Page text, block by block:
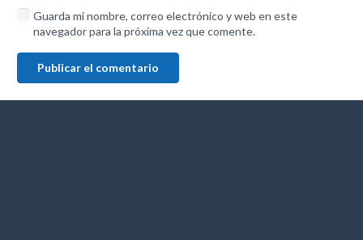
Guarda mi nombre, correo electrónico y web en este
navegador para la próxima vez que comente.
Publicar el comentario